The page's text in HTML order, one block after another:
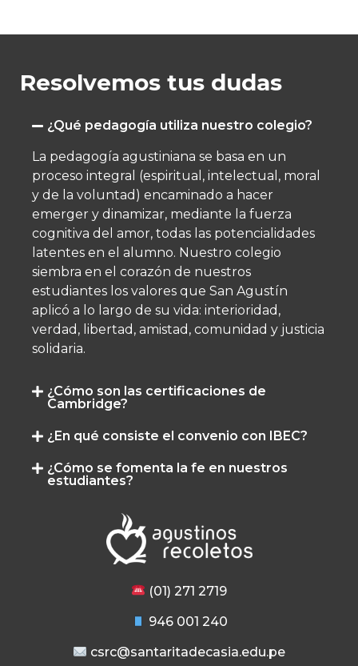
Resolvemos tus dudas
¿Qué pedagogía utiliza nuestro colegio?
La pedagogía agustiniana se basa en un
proceso integral (espiritual, intelectual, moral
y de la voluntad) encaminado a hacer
emerger y dinamizar, mediante la fuerza
cognitiva del amor, todas las potencialidades
latentes en el alumno.​ Nuestro colegio
siembra en el corazón de nuestros
estudiantes los valores que San Agustín
aplicó a lo largo de su vida: interioridad,
verdad, libertad, amistad, comunidad y justicia
solidaria.
¿Cómo son las certificaciones de
Cambridge?
¿En qué consiste el convenio con IBEC?
¿Cómo se fomenta la fe en nuestros
estudiantes?
(01) 271 2719
946 001 240
csrc@santaritadecasia.edu.pe